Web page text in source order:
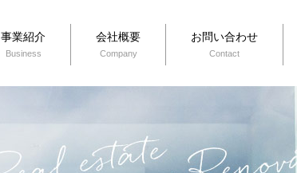
事業紹介
Business
会社概要
Company
お問い合わせ
Contact